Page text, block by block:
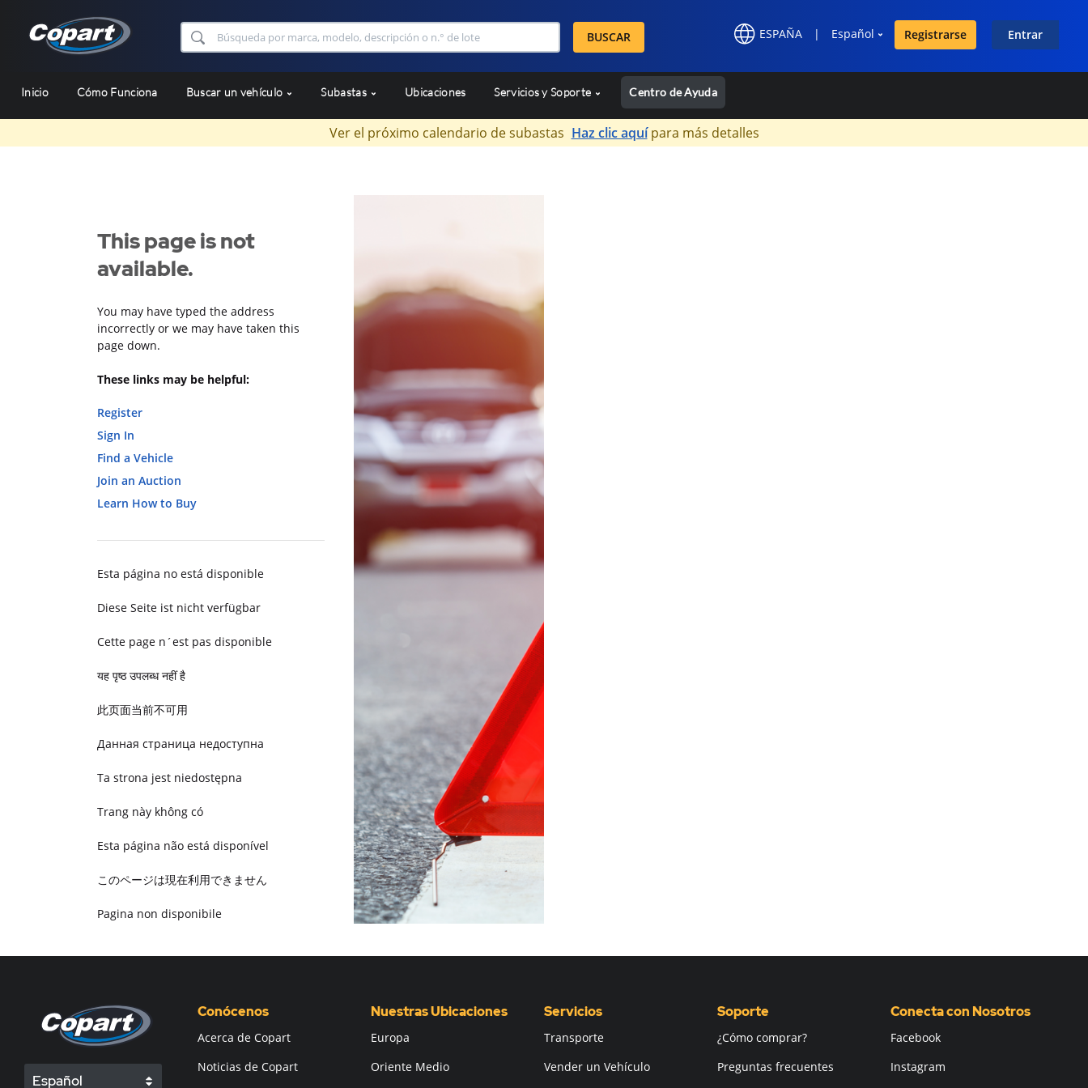
BUSCAR ESPAÑA | Español Registrarse Entrar
Inicio Cómo Funciona Buscar un vehículo Subastas Ubicaciones Servicios y Soporte Centro de Ayuda
Ver el próximo calendario de subastas Haz clic aquípara más detalles
This page is not
available.
You may have typed the address
incorrectly or we may have taken this
page down.
These links may be helpful:
Register
Sign In
Find a Vehicle
Join an Auction
Learn How to Buy
Esta página no está disponible
Diese Seite ist nicht verfügbar
Cette page n´est pas disponible
यह पृष्ठ उपलब्ध नहीं है
此页面当前不可用
Данная страница недоступна
Ta strona jest niedostępna
Trang này không có
Esta página não está disponível
このページは現在利用できません
Pagina non disponibile
Español
Conócenos
Acerca de Copart
Noticias de Copart
Nuestras Ubicaciones
Europa
Oriente Medio
Servicios
Transporte
Vender un Vehículo
Soporte
¿Cómo comprar?
Preguntas frecuentes
Conecta con Nosotros
Facebook
Instagram